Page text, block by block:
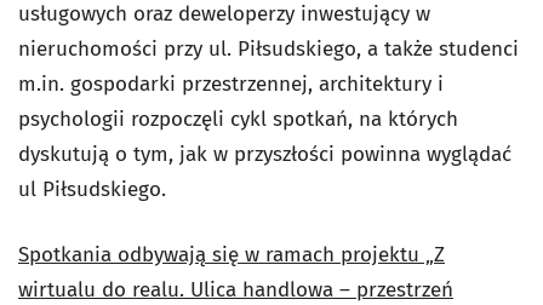
usługowych oraz deweloperzy inwestujący w
nieruchomości przy ul. Piłsudskiego, a także studenci
m.in. gospodarki przestrzennej, architektury i
psychologii rozpoczęli cykl spotkań, na których
dyskutują o tym, jak w przyszłości powinna wyglądać
ul Piłsudskiego.
Spotkania odbywają się w ramach projektu „Z
wirtualu do realu. Ulica handlowa – przestrzeń